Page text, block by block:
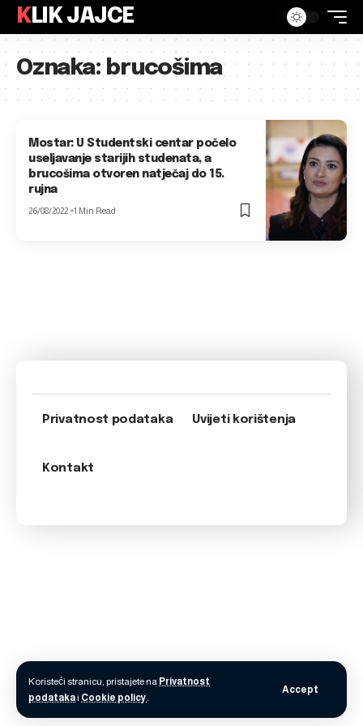
Koristeći stranicu, pristajete na Privatnost
podatakai Cookie policy.
Accept
KLIK JAJCE
Oznaka:brucošima
Mostar: U Studentski centar počelo
useljavanje starijih studenata, a
brucošima otvoren natječaj do 15.
rujna
26/08/2022 1 Min Read
Privatnost podataka Uvijeti korištenja
Kontakt